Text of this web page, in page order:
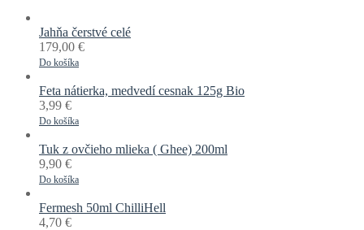
Jahňa čerstvé celé
179,00 €
Do košíka
Feta nátierka, medvedí cesnak 125g Bio
3,99 €
Do košíka
Tuk z ovčieho mlieka ( Ghee) 200ml
9,90 €
Do košíka
Fermesh 50ml ChilliHell
4,70 €